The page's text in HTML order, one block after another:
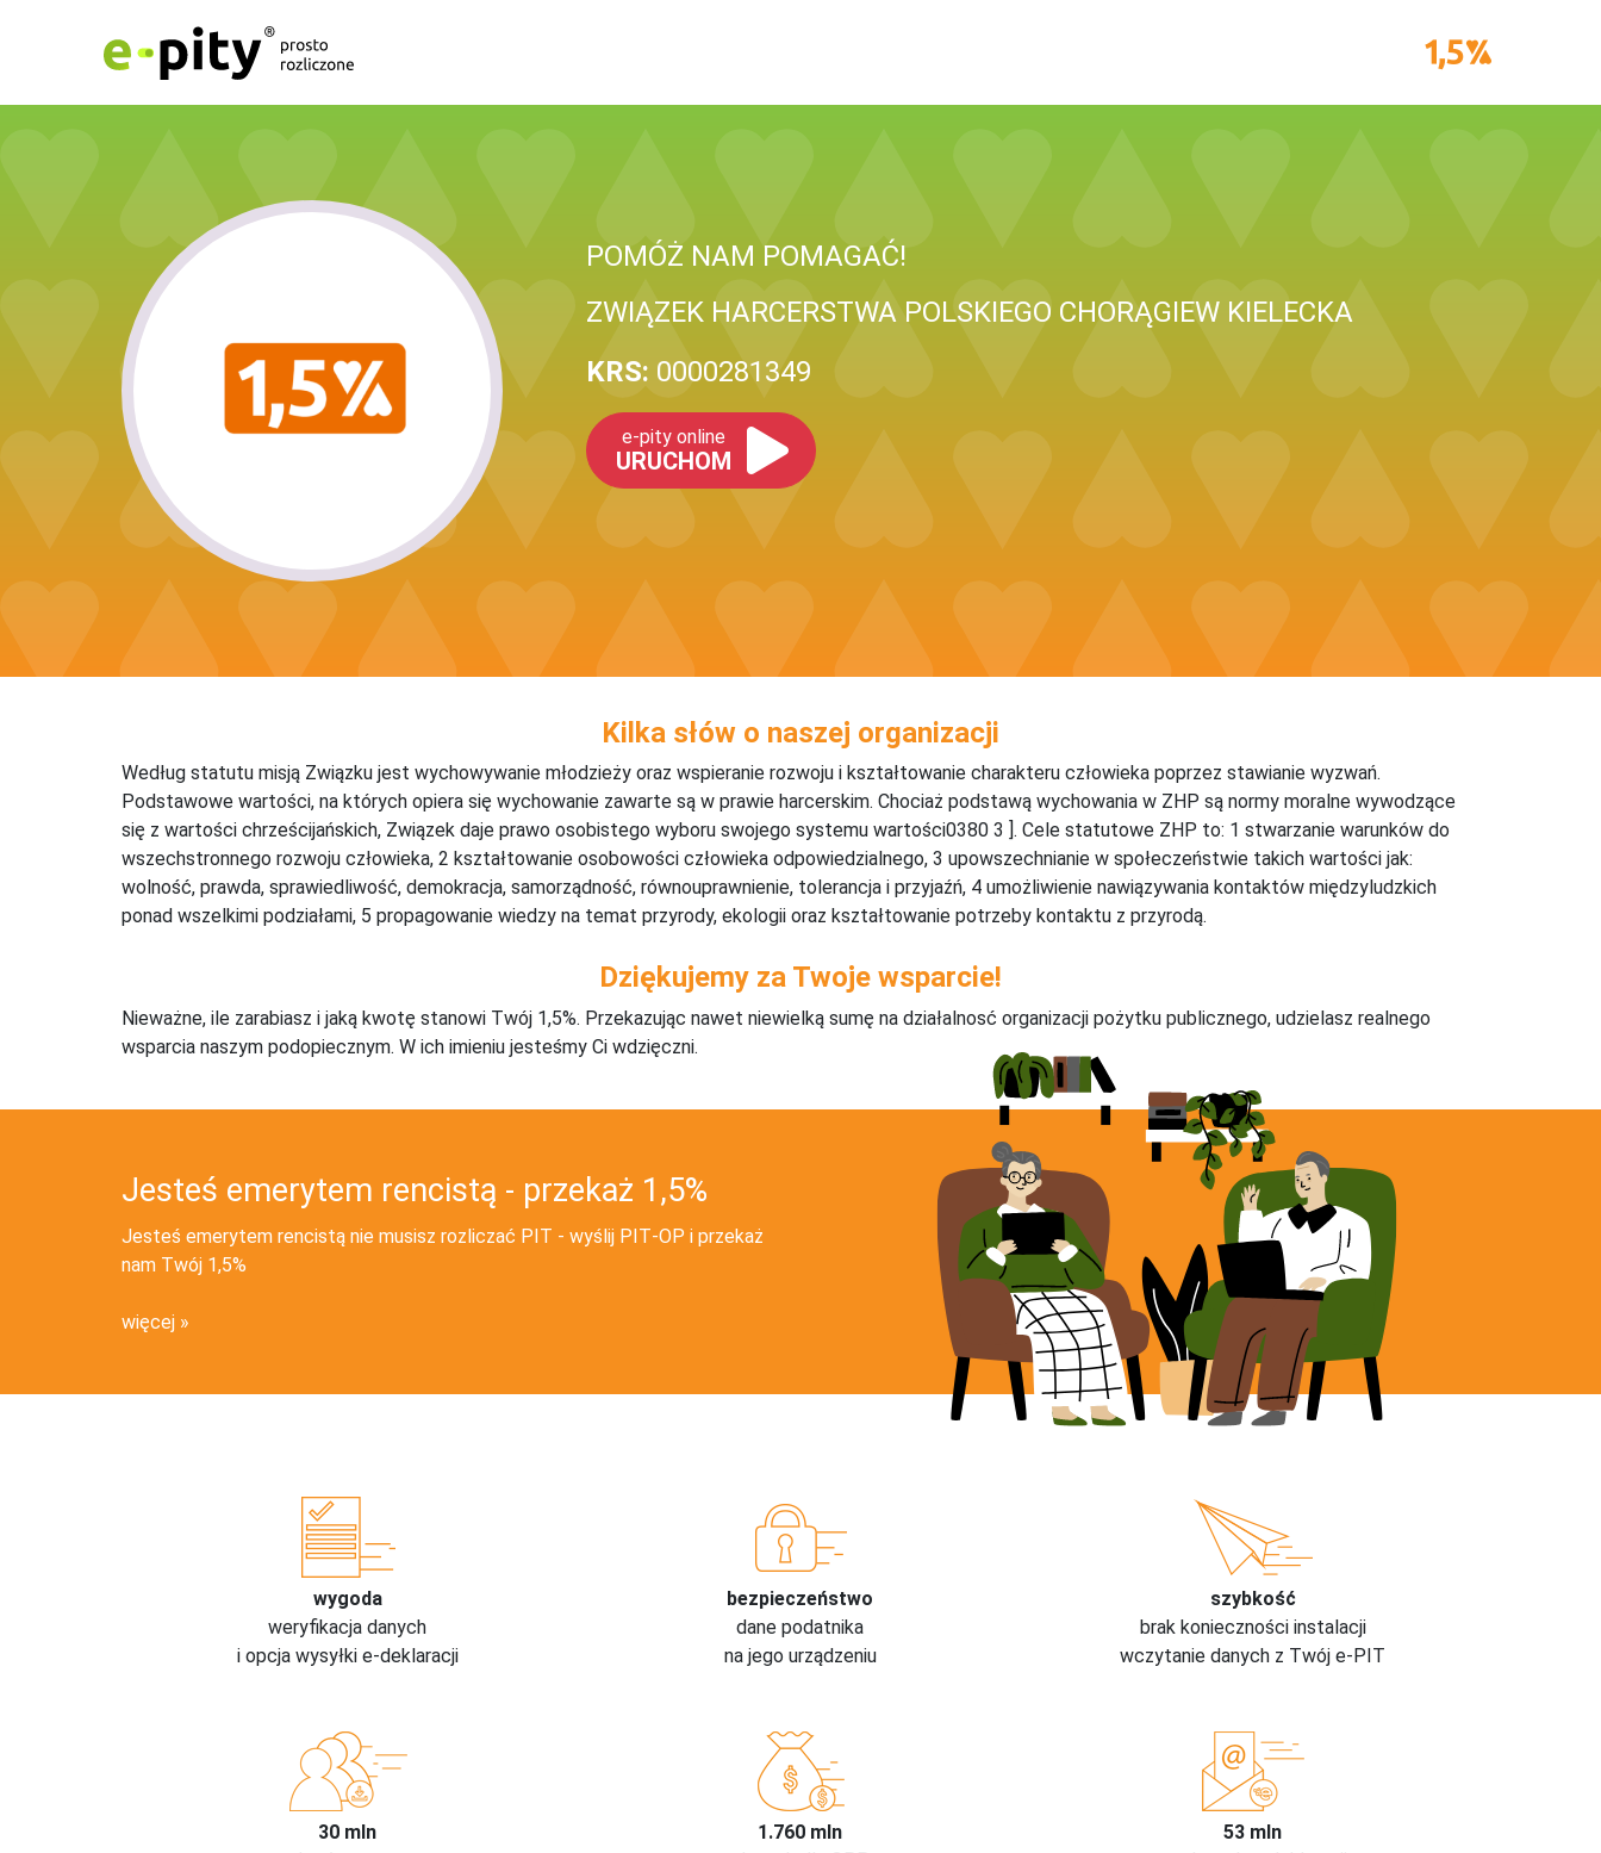
POMÓŻ NAM POMAGAĆ!
ZWIĄZEK HARCERSTWA POLSKIEGO CHORĄGIEW KIELECKA
KRS: 0000281349
e-pity online
URUCHOM
Kilka słów o naszej organizacji
Według statutu misją Związku jest wychowywanie młodzieży oraz wspieranie rozwoju i kształtowanie charakteru człowieka poprzez stawianie wyzwań.
Podstawowe wartości, na których opiera się wychowanie zawarte są w prawie harcerskim. Chociaż podstawą wychowania w ZHP są normy moralne wywodzące
się z wartości chrześcijańskich, Związek daje prawo osobistego wyboru swojego systemu wartości0380 3 ]. Cele statutowe ZHP to: 1 stwarzanie warunków do
wszechstronnego rozwoju człowieka, 2 kształtowanie osobowości człowieka odpowiedzialnego, 3 upowszechnianie w społeczeństwie takich wartości jak:
wolność, prawda, sprawiedliwość, demokracja, samorządność, równouprawnienie, tolerancja i przyjaźń, 4 umożliwienie nawiązywania kontaktów międzyludzkich
ponad wszelkimi podziałami, 5 propagowanie wiedzy na temat przyrody, ekologii oraz kształtowanie potrzeby kontaktu z przyrodą.
Dziękujemy za Twoje wsparcie!
Nieważne, ile zarabiasz i jaką kwotę stanowi Twój 1,5%. Przekazując nawet niewielką sumę na działalnosć organizacji pożytku publicznego, udzielasz realnego
wsparcia naszym podopiecznym. W ich imieniu jesteśmy Ci wdzięczni.
Jesteś emerytem rencistą - przekaż 1,5%
Jesteś emerytem rencistą nie musisz rozliczać PIT - wyślij PIT‑OP i przekaż
nam Twój 1,5%
więcej
wygoda
weryfikacja danych
i opcja wysyłki e-deklaracji
bezpieczeństwo
dane podatnika
na jego urządzeniu
szybkość
brak konieczności instalacji
wczytanie danych z Twój e-PIT
30 mln
1.760 mln
53 mln